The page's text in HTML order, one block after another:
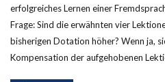
erfolgreiches Lernen einer
Frage: Sind die erwähnten vier
bisherigen Dotation höher? Wenn ja,
Kompensation der aufgehobenen